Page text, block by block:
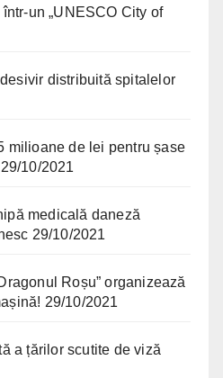
un „UNESCO City of
distribuită spitalelor
milioane de lei pentru șase
29/10/2021
medicală daneză
29/10/2021
Roșu” organizează
29/10/2021
a țărilor scutite de viză